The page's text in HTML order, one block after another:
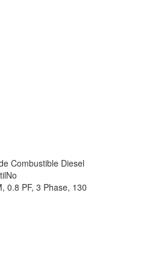
Combustible Diesel
No
0.8 PF, 3 Phase, 130